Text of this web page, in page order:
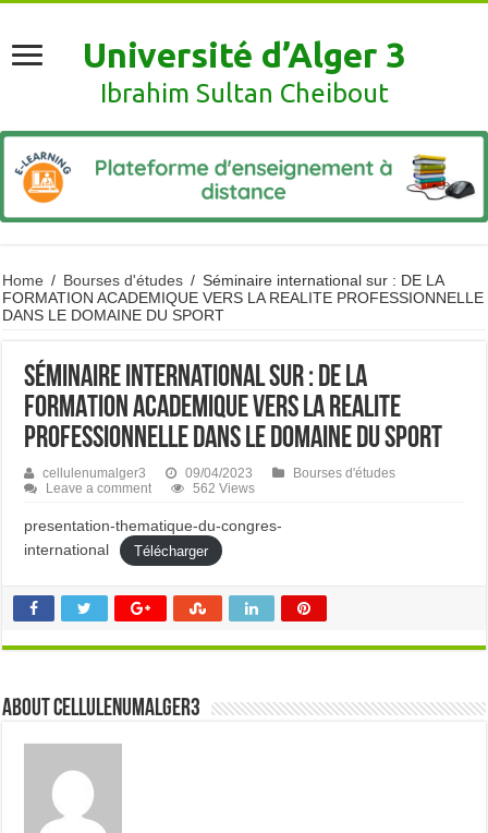
Université d’Alger 3
Ibrahim Sultan Cheibout
Home / Bourses d'études / Séminaire international sur : DE LA
FORMATION ACADEMIQUE VERS LA REALITE PROFESSIONNELLE
DANS LE DOMAINE DU SPORT
Séminaire international sur : DE LA
FORMATION ACADEMIQUE VERS LA REALITE
PROFESSIONNELLE DANS LE DOMAINE DU SPORT
cellulenumalger3 09/04/2023
Bourses d'études
Leave a comment
562 Views
presentation-thematique-du-congres-
international
Télécharger
About cellulenumalger3